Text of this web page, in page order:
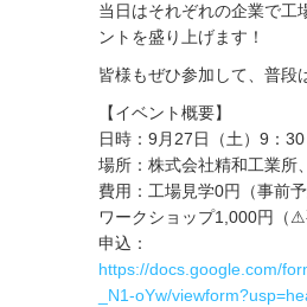
当日はそれぞれの企業で工
ントを盛り上げます！
皆様もぜひ参加して、普段
【イベント概要】
日時：9月27日（土）9：
場所：株式会社精和工業所
費用：工場見学0円（事前
ワークショップ1,000円（⚠
申込：
https://docs.google.com/
_N1-oYw/